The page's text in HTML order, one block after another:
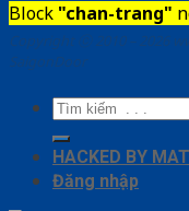
Block "chan-trang"
Copyright ⓒ 2010 – 2026
SaigonDoor
Tìm
kiếm:
HACKED BY
Đăng nhập